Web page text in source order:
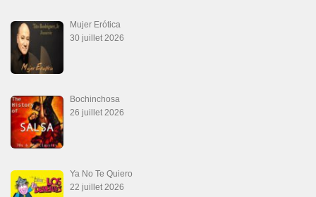
Mujer Erótica
30 juillet 2026
Bochinchosa
26 juillet 2026
Ya No Te Quiero
22 juillet 2026